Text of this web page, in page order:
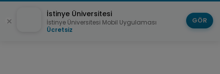
İstinye Üniversitesi
İstinye Üniversitesi Mobil Uygulaması
Ücretsiz
GÖR